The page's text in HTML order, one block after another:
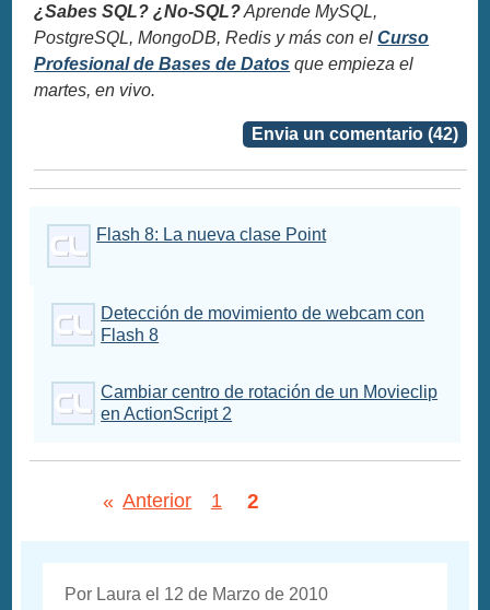
¿Sabes SQL? ¿No-SQL?Aprende MySQL,
PostgreSQL, MongoDB, Redis y más con elCurso
Profesional de Bases de Datos que empieza el
martes, en vivo.
Envia un comentario (42)
Flash 8: La nueva clase Point
Detección de movimiento de webcam con
Flash 8
Cambiar centro de rotación de un Movieclip
en ActionScript 2
« Anterior 1 2
Por Laura el 12 de Marzo de 2010